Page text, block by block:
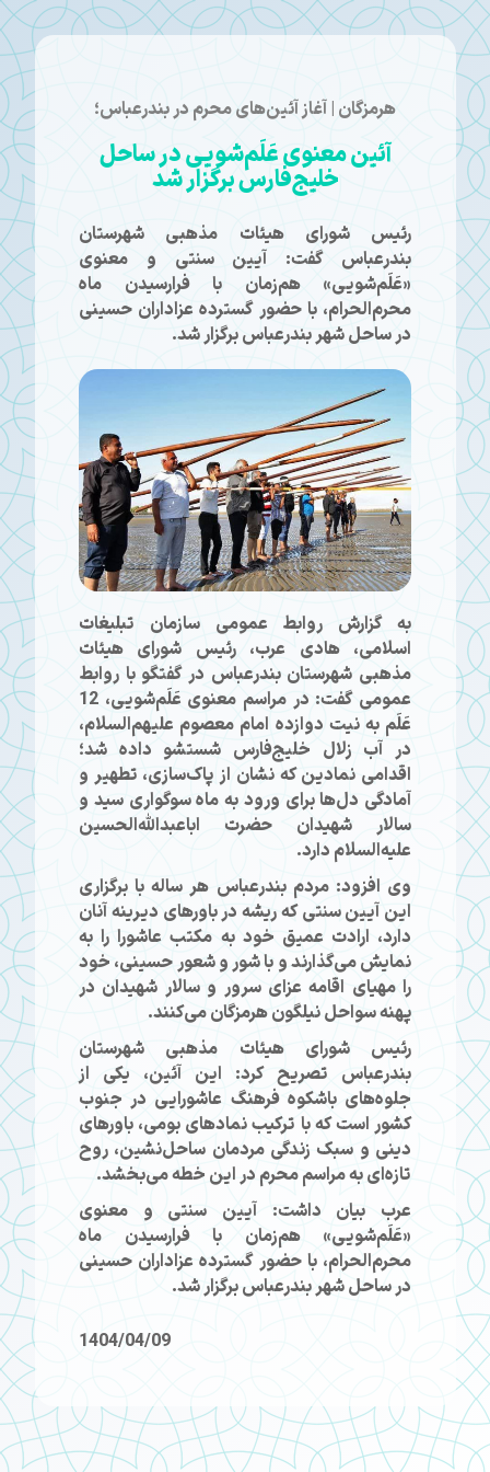
هرمزگان | آغاز آئین‌های محرم در بندرعباس؛
آئین معنوی عَلَم‌شویی در ساحل
خلیج‌فارس برگزار شد
رئیس شورای هیئات مذهبی شهرستان
بندرعباس گفت: آیین سنتی و معنوی
«عَلَم‌شویی» هم‌زمان با فرارسیدن ماه
محرم‌الحرام، با حضور گسترده عزاداران حسینی
در ساحل شهر بندرعباس برگزار شد.
به گزارش روابط عمومی سازمان تبلیغات
اسلامی، هادی عرب، رئیس شورای هیئات
مذهبی شهرستان بندرعباس در گفتگو با روابط
عمومی گفت: در مراسم معنوی عَلَم‌شویی، 12
عَلَم به نیت دوازده امام معصوم علیهم‌السلام،
در آب زلال خلیج‌فارس شستشو داده شد؛
اقدامی نمادین که نشان از پاک‌سازی، تطهیر و
آمادگی دل‌ها برای ورود به ماه سوگواری سید و
سالار شهیدان حضرت اباعبدالله‌الحسین
علیه‌السلام دارد.
وی افزود: مردم بندرعباس هر ساله با برگزاری
این آیین سنتی که ریشه در باورهای دیرینه آنان
دارد، ارادت عمیق خود به مکتب عاشورا را به
نمایش می‌گذارند و با شور و شعور حسینی، خود
را مهیای اقامه عزای سرور و سالار شهیدان در
پهنه سواحل نیلگون هرمزگان می‌کنند.
رئیس شورای هیئات مذهبی شهرستان
بندرعباس تصریح کرد: این آئین، یکی از
جلوه‌های باشکوه فرهنگ عاشورایی در جنوب
کشور است که با ترکیب نمادهای بومی، باورهای
دینی و سبک زندگی مردمان ساحل‌نشین، روح
تازه‌ای به مراسم محرم در این خطه می‌بخشد.
عرب بیان داشت: آیین سنتی و معنوی
«عَلَم‌شویی» هم‌زمان با فرارسیدن ماه
محرم‌الحرام، با حضور گسترده عزاداران حسینی
در ساحل شهر بندرعباس برگزار شد.
1404/04/09